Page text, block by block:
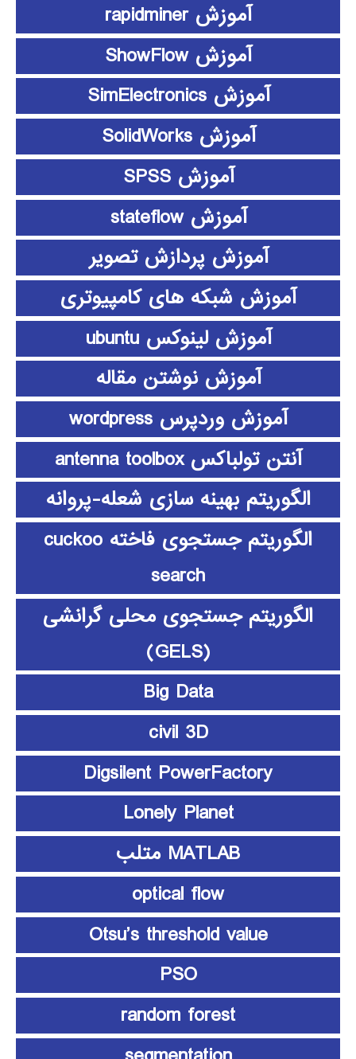
آموزش rapidminer
آموزش ShowFlow
آموزش SimElectronics
آموزش SolidWorks
آموزش SPSS
آموزش stateflow
آموزش پردازش تصویر
آموزش شبکه های کامپیوتری
آموزش لینوکس ubuntu
آموزش نوشتن مقاله
آموزش وردپرس wordpress
آنتن تولباکس antenna toolbox
الگوریتم بهینه سازی شعله-پروانه
الگوریتم جستجوی فاخته cuckoo
search
الگوریتم جستجوی محلی گرانشی
(GELS)
Big Data
civil 3D
Digsilent PowerFactory
Lonely Planet
MATLAB متلب
optical flow
Otsu’s threshold value
PSO
random forest